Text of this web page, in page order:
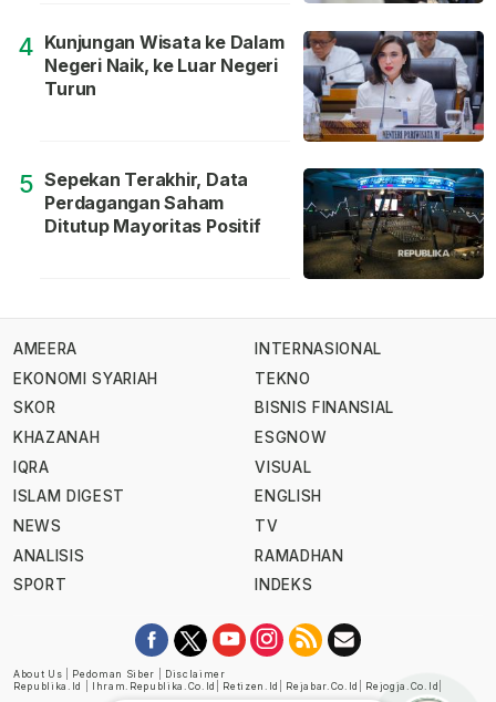
4 Kunjungan Wisata ke Dalam
Negeri Naik, ke Luar Negeri
Turun
5 Sepekan Terakhir, Data
Perdagangan Saham
Ditutup Mayoritas Positif
AMEERA
EKONOMI SYARIAH
SKOR
KHAZANAH
IQRA
ISLAM DIGEST
NEWS
ANALISIS
SPORT
INTERNASIONAL
TEKNO
BISNIS FINANSIAL
ESGNOW
VISUAL
ENGLISH
TV
RAMADHAN
INDEKS
About Us Pedoman Siber
Disclaimer
Republika.id
Ihram.republika.co.id Retizen.id Rejabar.co.id Rejogja.co.id